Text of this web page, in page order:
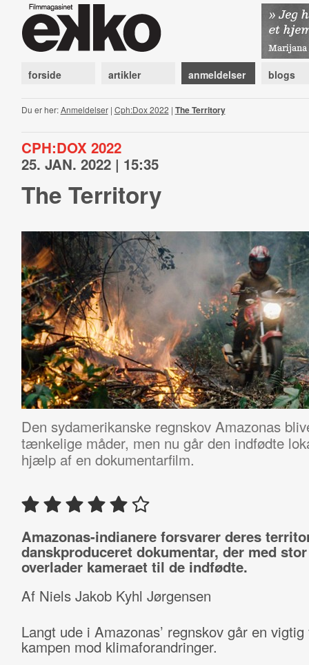
forside artikler anmeldelser blogs
Du er her:Anmeldelser| Cph:Dox 2022 | The Territory
CPH:DOX 2022
25. JAN. 2022 | 15:35
The Territory
Den sydamerikanske regnskov Amazonas
tænkelige måder, men nu går den indfødte
hjælp af en dokumentarfilm.
Amazonas-indianere forsvarer deres
danskproduceret dokumentar, der med
overlader kameraet til de indfødte.
Af Niels Jakob Kyhl Jørgensen
Langt ude i Amazonas’ regnskov går en
kampen mod klimaforandringer.